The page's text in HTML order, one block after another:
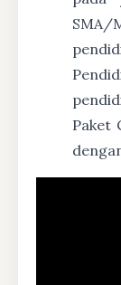
SMA/
Paket